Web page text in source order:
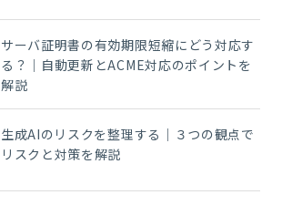
サーバ証明書の有効期限短縮にどう対応す
る？｜自動更新とACME対応のポイントを
解説
生成AIのリスクを整理する｜３つの観点で
リスクと対策を解説